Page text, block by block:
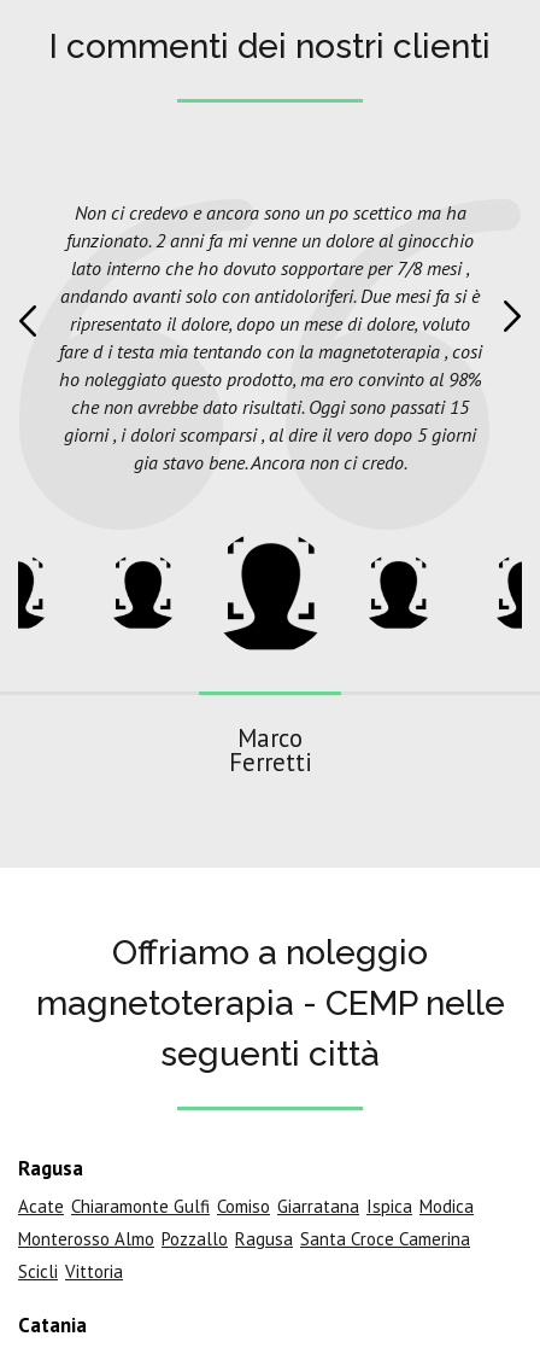
I commenti dei nostri clienti
Non ci credevo e ancora sono un po scettico ma ha
funzionato. 2 anni fa mi venne un dolore al ginocchio
lato interno che ho dovuto sopportare per 7/8 mesi ,
andando avanti solo con antidoloriferi. Due mesi fa si è
ripresentato il dolore, dopo un mese di dolore, voluto
fare d i testa mia tentando con la magnetoterapia , cosi
ho noleggiato questo prodotto, ma ero convinto al 98%
che non avrebbe dato risultati. Oggi sono passati 15
giorni , i dolori scomparsi , al dire il vero dopo 5 giorni
gia stavo bene. Ancora non ci credo.
Marco
Ferretti
Offriamo a noleggio
magnetoterapia - CEMP nelle
seguenti città
Ragusa
Acate Chiaramonte Gulfi Comiso Giarratana Ispica Modica
Monterosso Almo Pozzallo Ragusa Santa Croce Camerina
Scicli Vittoria
Catania